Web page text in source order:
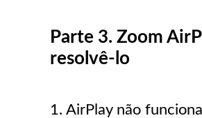
Parte 3. Zoom
resolvê-lo
1. AirPlay não